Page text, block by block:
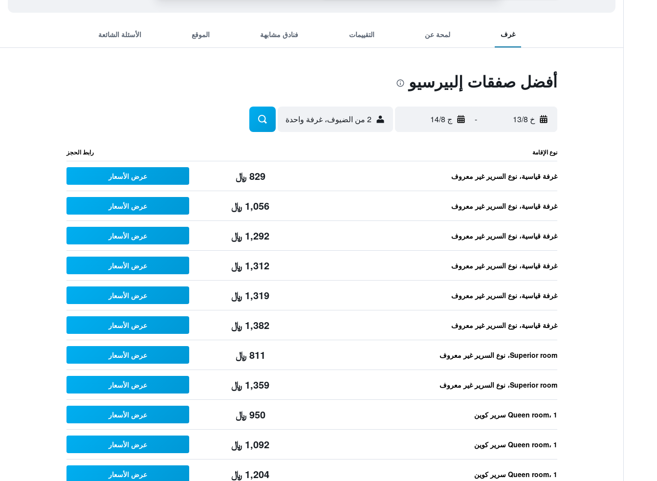
غرف لمحة عن التقييمات فنادق مشابهة الموقع الأسئلة الشائعة
أفضل صفقات إلبيرسيو
خ 13/8 - ج 14/8 2 من الضيوف، غرفة واحدة
نوع الإقامة رابط الحجز
غرفة قياسية، نوع السرير غير معروف 829 ﷼ عرض الأسعار
غرفة قياسية، نوع السرير غير معروف 1,056 ﷼ عرض الأسعار
غرفة قياسية، نوع السرير غير معروف 1,292 ﷼ عرض الأسعار
غرفة قياسية، نوع السرير غير معروف 1,312 ﷼ عرض الأسعار
غرفة قياسية، نوع السرير غير معروف 1,319 ﷼ عرض الأسعار
غرفة قياسية، نوع السرير غير معروف 1,382 ﷼ عرض الأسعار
Superior room، نوع السرير غير معروف 811 ﷼ عرض الأسعار
Superior room، نوع السرير غير معروف 1,359 ﷼ عرض الأسعار
Queen room، 1 سرير كوين 950 ﷼ عرض الأسعار
Queen room، 1 سرير كوين 1,092 ﷼ عرض الأسعار
Queen room، 1 سرير كوين 1,204 ﷼ عرض الأسعار